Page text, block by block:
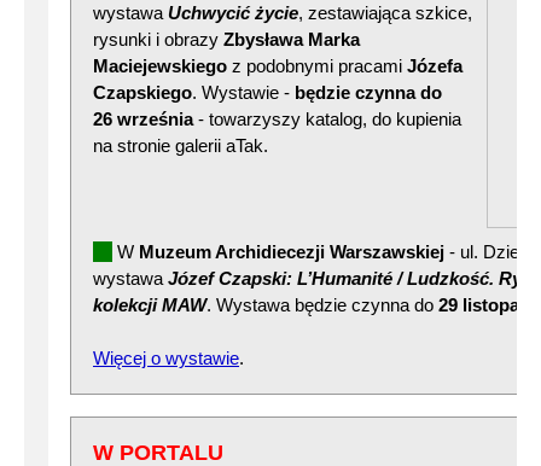
wystawa Uchwycić życie, zestawiająca szkice,
rysunki i obrazy Zbysława Marka
Maciejewskiego z podobnymi pracami Józefa
Czapskiego. Wystawie - będzie czynna do
26 września- towarzyszy katalog, do kupienia
na stronie galerii aTak.
W Muzeum Archidiecezji Warszawskiej - ul.
wystawa Józef Czapski: L’Humanité / Ludzkość.
kolekcji MAW. Wystawa będzie czynna do 29
Więcej o wystawie.
W PORTALU